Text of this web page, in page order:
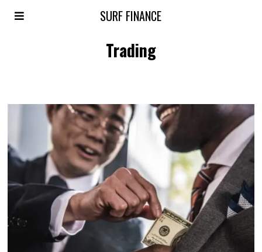
SURF FINANCE
Trading